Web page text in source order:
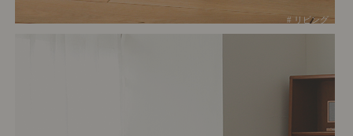
# リビング